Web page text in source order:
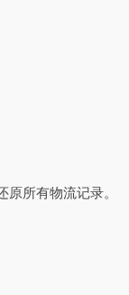
所有物流记录。